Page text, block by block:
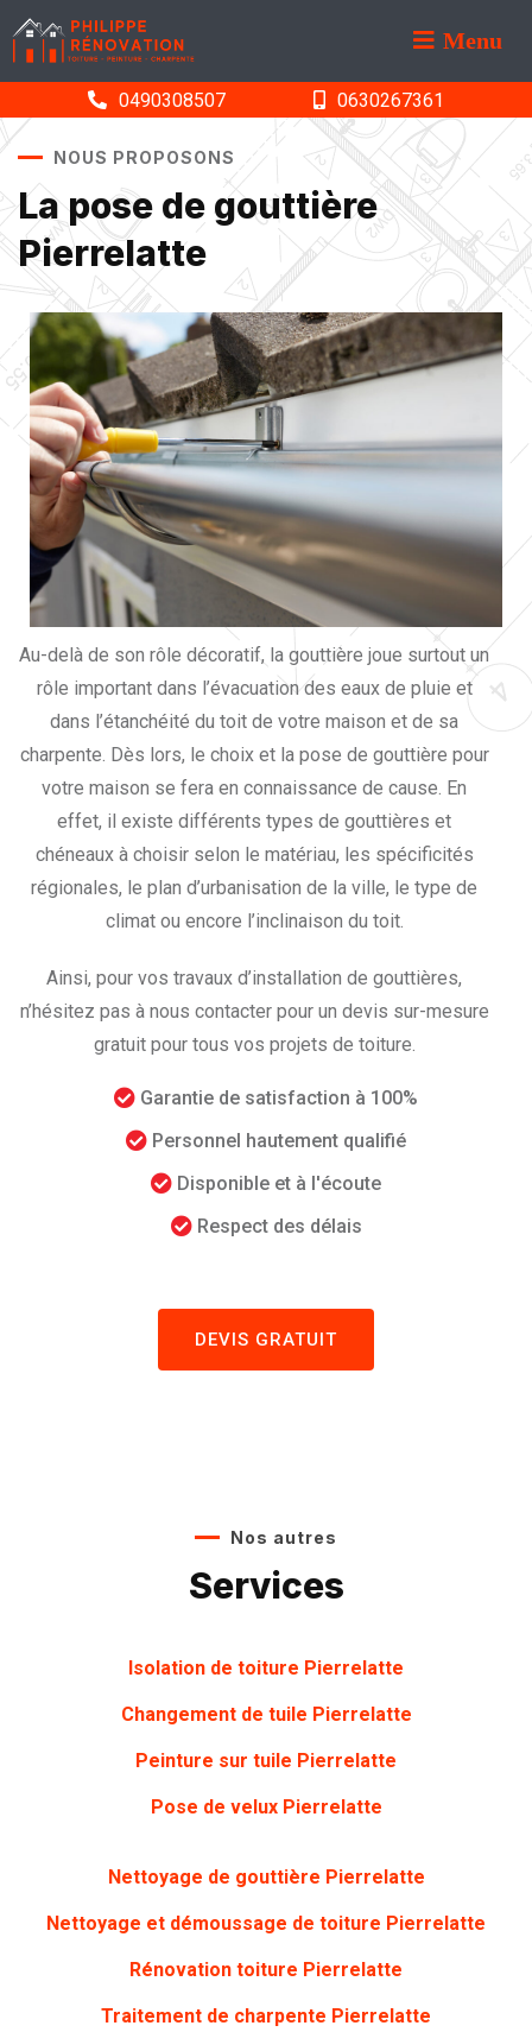
Menu
0490308507 0630267361
NOUS PROPOSONS
La pose de gouttière
Pierrelatte
Au-delà de son rôle décoratif, la gouttière joue surtout un
rôle important dans l’évacuation des eaux de pluie et
dans l’étanchéité du toit de votre maison et de sa
charpente. Dès lors, le choix et la pose de gouttière pour
votre maison se fera en connaissance de cause. En
effet, il existe différents types de gouttières et
chéneaux à choisir selon le matériau, les spécificités
régionales, le plan d’urbanisation de la ville, le type de
climat ou encore l’inclinaison du toit.
Ainsi, pour vos travaux d’installation de gouttières,
n’hésitez pas à nous contacter pour un devis sur-mesure
gratuit pour tous vos projets de toiture.
Garantie de satisfaction à 100%
Personnel hautement qualifié
Disponible et à l'écoute
Respect des délais
DEVIS GRATUIT
Nos autres
Services
Isolation de toiture Pierrelatte
Changement de tuile Pierrelatte
Peinture sur tuile Pierrelatte
Pose de velux Pierrelatte
Nettoyage de gouttière Pierrelatte
Nettoyage et démoussage de toiture Pierrelatte
Rénovation toiture Pierrelatte
Traitement de charpente Pierrelatte